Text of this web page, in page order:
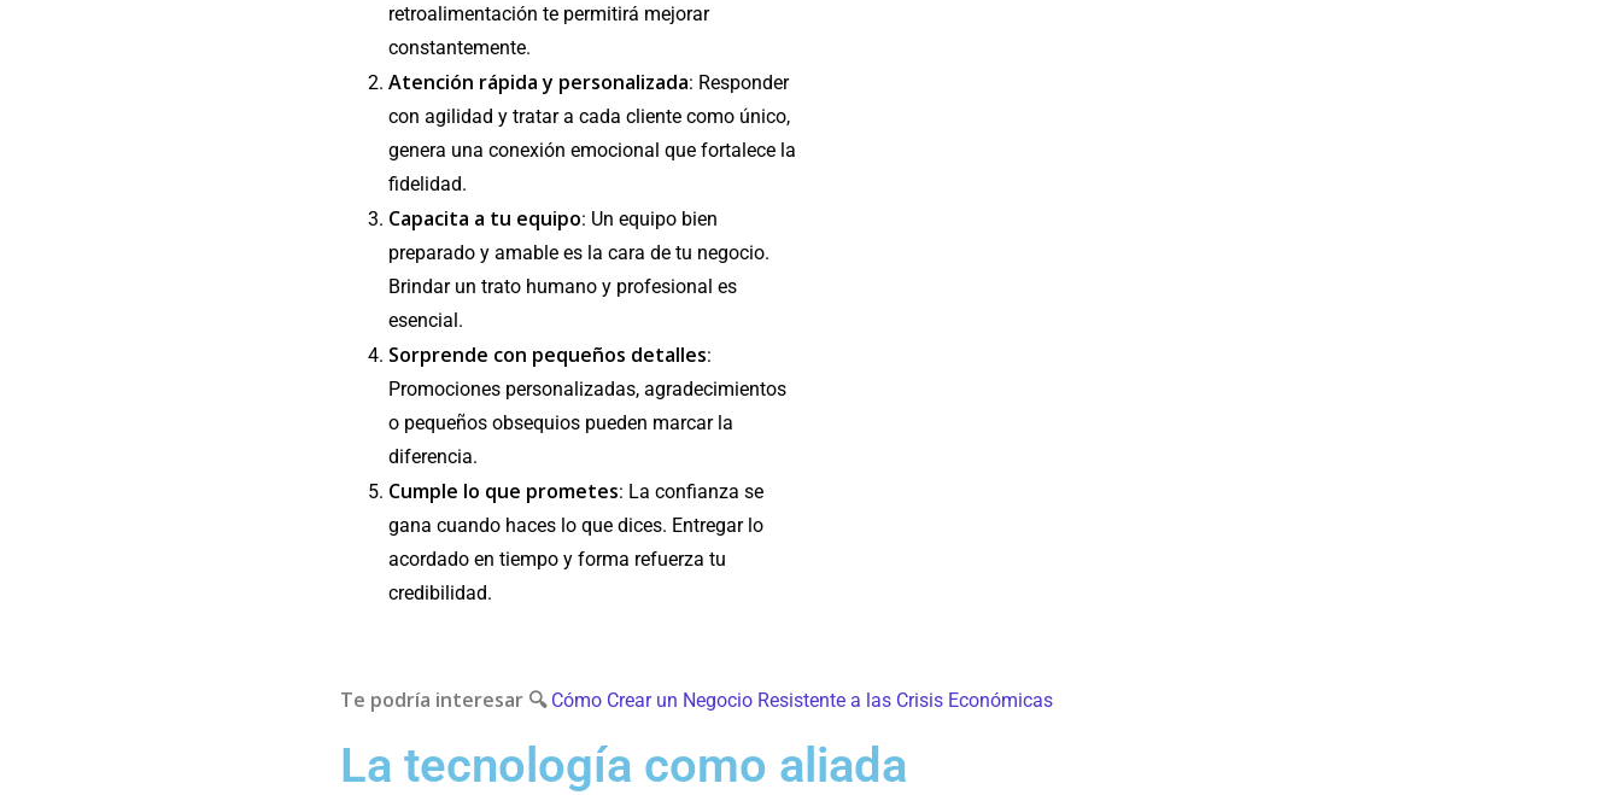
retroalimentación te permitirá mejorar
constantemente.
Atención rápida y personalizada: Responder
con agilidad y tratar a cada cliente como único,
genera una conexión emocional que fortalece la
fidelidad.
Capacita a tu equipo: Un equipo bien
preparado y amable es la cara de tu negocio.
Brindar un trato humano y profesional es
esencial.
Sorprende con pequeños detalles:
Promociones personalizadas, agradecimientos
o pequeños obsequios pueden marcar la
diferencia.
Cumple lo que prometes: La confianza se
gana cuando haces lo que dices. Entregar lo
acordado en tiempo y forma refuerza tu
credibilidad.
Te podría interesar 🔍 Cómo Crear un Negocio Resistente a las Crisis Económicas
La tecnología como aliada